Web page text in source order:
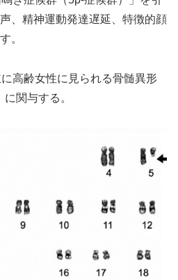
、精神運動発達遅延、特徴的顔
。
高齢女性に見られる骨髄異形
関与する。